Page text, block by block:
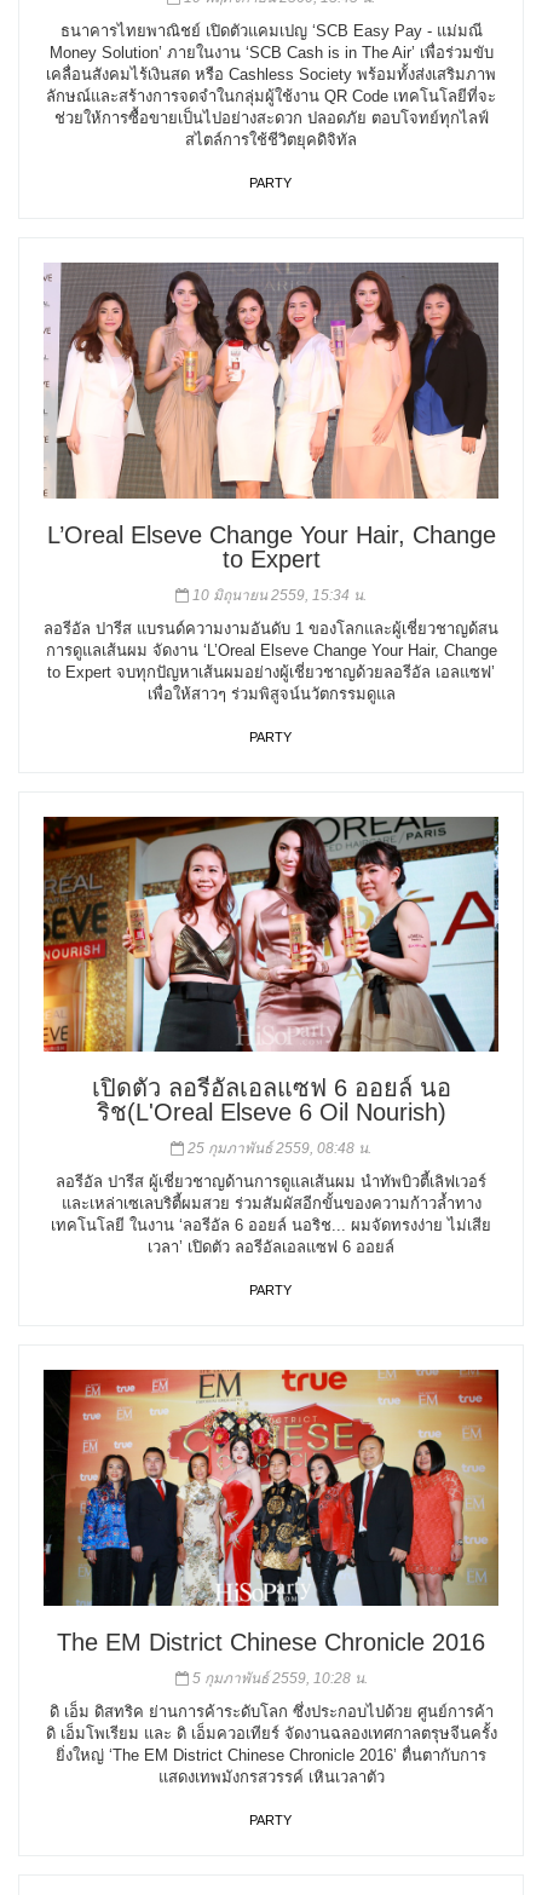
ธนาคารไทยพาณิชย์ เปิดตัวแคมเปญ ‘SCB Easy Pay - แม่มณี
Money Solution’ ภายในงาน ‘SCB Cash is in The Air’ เพื่อร่วมขับ
เคลื่อนสังคมไร้เงินสด หรือ Cashless Society พร้อมทั้งส่งเสริมภาพ
ลักษณ์และสร้างการจดจำในกลุ่มผู้ใช้งาน QR Code เทคโนโลยีที่จะ
ช่วยให้การซื้อขายเป็นไปอย่างสะดวก ปลอดภัย ตอบโจทย์ทุกไลฟ์
สไตล์การใช้ชีวิตยุคดิจิทัล
PARTY
L’Oreal Elseve Change Your Hair, Change
to Expert
10 มิถุนายน 2559, 15:34 น.
ลอรีอัล ปารีส แบรนด์ความงามอันดับ 1 ของโลกและผู้เชี่ยวชาญด้สน
การดูแลเส้นผม จัดงาน ‘L’Oreal Elseve Change Your Hair, Change
to Expert จบทุกปัญหาเส้นผมอย่างผู้เชี่ยวชาญด้วยลอรีอัล เอลแซฟ’
เพื่อให้สาวๆ ร่วมพิสูจน์นวัตกรรมดูแล
PARTY
เปิดตัว ลอรีอัลเอลแซฟ 6 ออยล์ นอ
ริช(L'Oreal Elseve 6 Oil Nourish)
25 กุมภาพันธ์ 2559, 08:48 น.
ลอรีอัล ปารีส ผู้เชี่ยวชาญด้านการดูแลเส้นผม นำทัพบิวตี้เลิฟเวอร์
และเหล่าเซเลบริตี้ผมสวย ร่วมสัมผัสอีกขั้นของความก้าวล้ำทาง
เทคโนโลยี ในงาน ‘ลอรีอัล 6 ออยล์ นอริช... ผมจัดทรงง่าย ไม่เสีย
เวลา’ เปิดตัว ลอรีอัลเอลแซฟ 6 ออยล์
PARTY
The EM District Chinese Chronicle 2016
5 กุมภาพันธ์ 2559, 10:28 น.
ดิ เอ็ม ดิสทริค ย่านการค้าระดับโลก ซึ่งประกอบไปด้วย ศูนย์การค้า
ดิ เอ็มโพเรียม และ ดิ เอ็มควอเทียร์ จัดงานฉลองเทศกาลตรุษจีนครั้ง
ยิ่งใหญ่ ‘The EM District Chinese Chronicle 2016’ ตื่นตากับการ
แสดงเทพมังกรสวรรค์ เหินเวลาตัว
PARTY